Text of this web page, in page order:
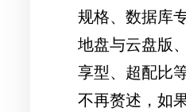
规格、数据库
地盘与云盘版
享型、超配比
不再赘述，如